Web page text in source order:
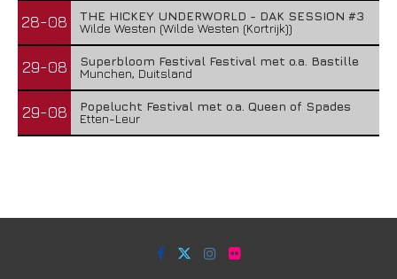
28-08
THE HICKEY UNDERWORLD - DAK SESSION #3
Wilde Westen (Wilde Westen (Kortrijk))
29-08
Superbloom Festival Festival met o.a. Bastille
Munchen, Duitsland
29-08
Popelucht Festival met o.a. Queen of Spades
Etten-Leur